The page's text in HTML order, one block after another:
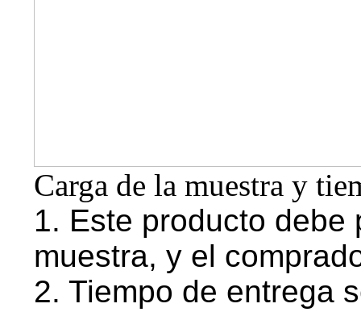
Carga de la muestra y
1. Este producto debe
muestra, y el
2. Tiempo de entrega